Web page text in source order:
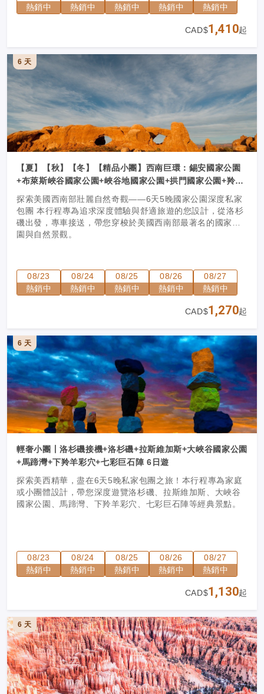
熱銷中
熱銷中
熱銷中
熱銷中
熱銷中
CAD$1,410起
6 天
【夏】【秋】【冬】【精品小團】西南巨環：錫安國家公園
+布萊斯峽谷國家公園+峽谷地國家公園+拱門國家公園+羚羊
彩穴+大峽谷國家公園 6日（洛杉磯進出）
探索美國西南部壯麗自然奇觀——6天5晚國家公園深度私家
包團 本行程專為追求深度體驗與舒適旅遊的您設計，從洛杉
磯出發，專車接送，帶您穿梭於美國西南部最著名的國家公
園與自然景觀。
08/23
熱銷中
08/24
熱銷中
08/25
熱銷中
08/26
熱銷中
08/27
熱銷中
CAD$1,270起
6 天
輕奢小團丨洛杉磯接機+洛杉磯+拉斯維加斯+大峽谷國家公園
+馬蹄灣+下羚羊彩穴+七彩巨石陣 6日遊
探索美西精華，盡在6天5晚私家包團之旅！本行程專為家庭
或小團體設計，帶您深度遊覽洛杉磯、拉斯維加斯、大峽谷
國家公園、馬蹄灣、下羚羊彩穴、七彩巨石陣等經典景點。
08/23
熱銷中
08/24
熱銷中
08/25
熱銷中
08/26
熱銷中
08/27
熱銷中
CAD$1,130起
6 天